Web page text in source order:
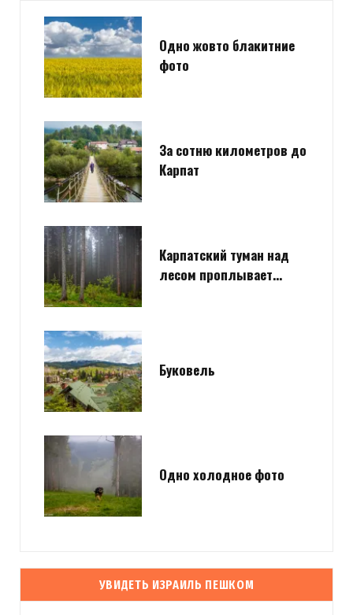
Одно жовто блакитние
фото
За сотню километров до
Карпат
Карпатский туман над
лесом проплывает…
Буковель
Одно холодное фото
УВИДЕТЬ ИЗРАИЛЬ ПЕШКОМ